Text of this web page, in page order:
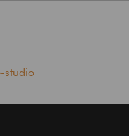
studio